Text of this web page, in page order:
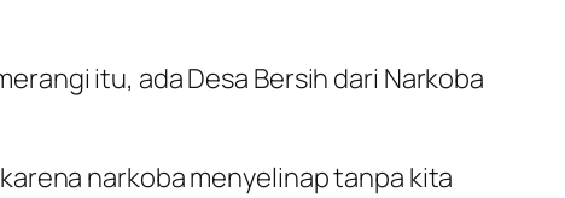
itu, ada Desa Bersih dari Narkoba
narkoba menyelinap tanpa kita